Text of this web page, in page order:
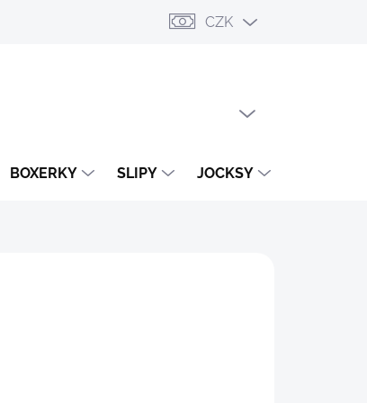
PŘIHLÁŠENÍ / REGISTRACE OBCHODNÍ PODMÍNKY
CZK
BOXERKY SLIPY JOCKSY